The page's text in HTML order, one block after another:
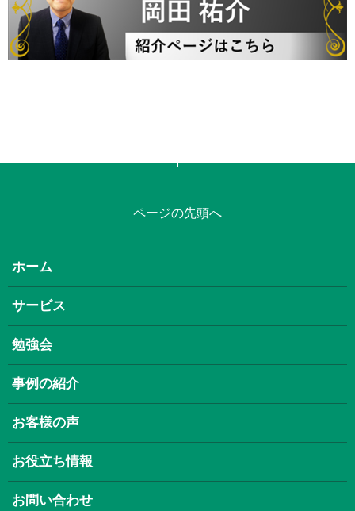
ページの先頭へ
ホーム
サービス
勉強会
事例の紹介
お客様の声
お役立ち情報
お問い合わせ